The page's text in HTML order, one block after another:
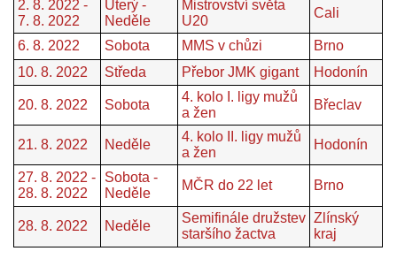
2. 8. 2022 -
7. 8. 2022
Úterý -
Neděle
Mistrovství světa
U20
Cali
6. 8. 2022 Sobota MMS v chůzi
Brno
10. 8. 2022
Středa Přebor JMK gigant Hodonín
20. 8. 2022 Sobota
4. kolo I. ligy mužů
a žen
Břeclav
21. 8. 2022 Neděle
4. kolo II. ligy mužů
a žen
Hodonín
27. 8. 2022 -
28. 8. 2022
Sobota -
Neděle
MČR do 22 let Brno
28. 8. 2022 Neděle
Semifinále družstev
staršího žactva
Zlínský
kraj